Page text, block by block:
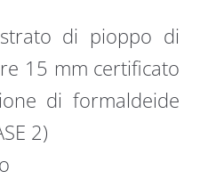
di pioppo di
15 mm certificato
di formaldeide
2)